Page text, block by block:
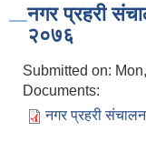
नगर प्रहरी
२०७६
Submitted on:
Documents:
नगर प्रहरी